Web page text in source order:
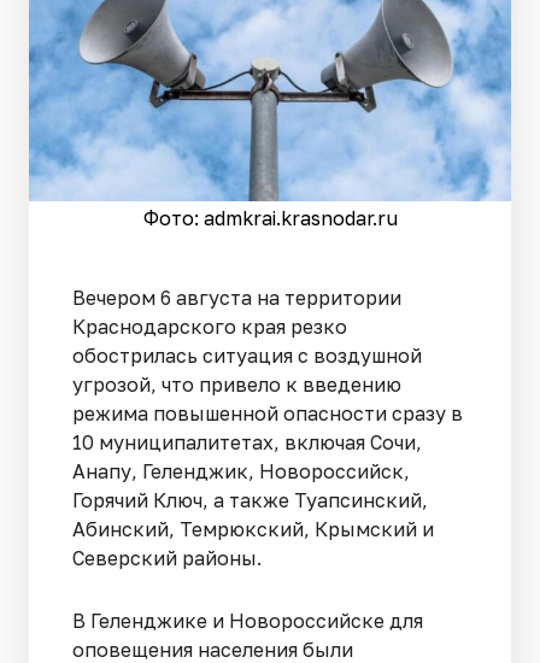
Фото: admkrai.krasnodar.ru
Вечером 6 августа на территории
Краснодарского края резко
обострилась ситуация с воздушной
угрозой, что привело к введению
режима повышенной опасности сразу в
10 муниципалитетах, включая Сочи,
Анапу, Геленджик, Новороссийск,
Горячий Ключ, а также Туапсинский,
Абинский, Темрюкский, Крымский и
Северский районы.
В Геленджике и Новороссийске для
оповещения населения были